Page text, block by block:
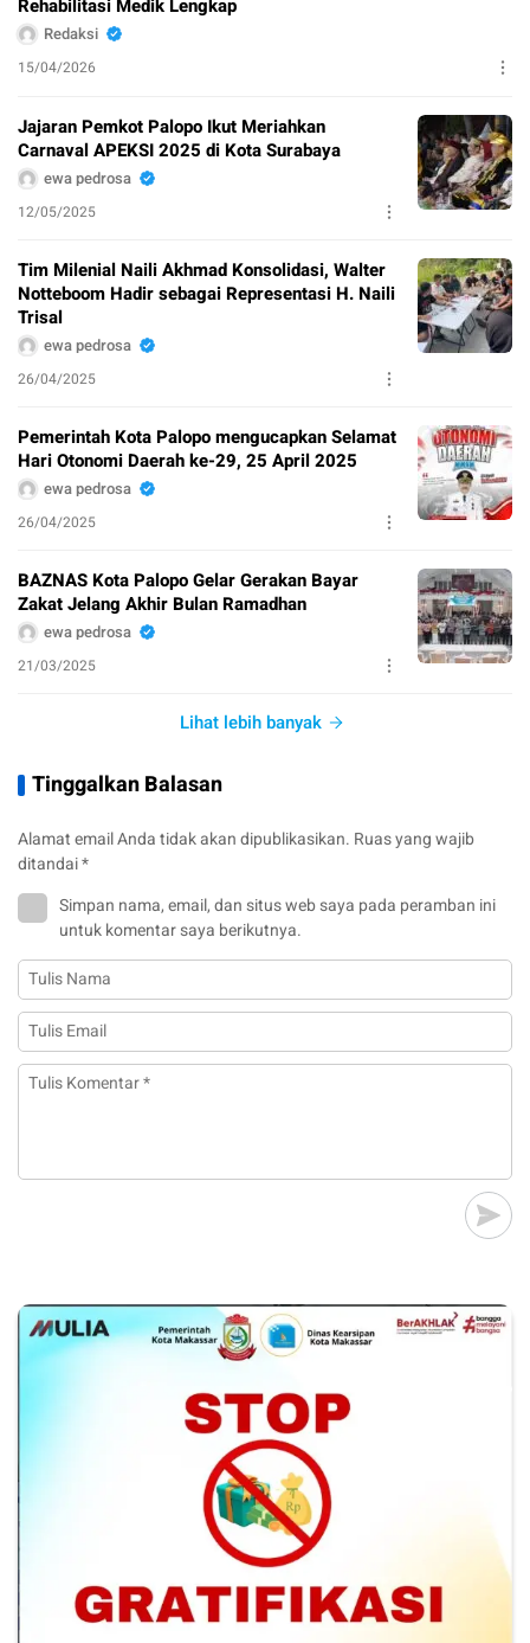
Rehabilitasi Medik Lengkap
Redaksi
15/04/2026
Jajaran Pemkot Palopo Ikut Meriahkan
Carnaval APEKSI 2025 di Kota Surabaya
ewa pedrosa
12/05/2025
Tim Milenial Naili Akhmad Konsolidasi, Walter
Notteboom Hadir sebagai Representasi H. Naili
Trisal
ewa pedrosa
26/04/2025
Pemerintah Kota Palopo mengucapkan Selamat
Hari Otonomi Daerah ke-29, 25 April 2025
ewa pedrosa
26/04/2025
BAZNAS Kota Palopo Gelar Gerakan Bayar
Zakat Jelang Akhir Bulan Ramadhan
ewa pedrosa
21/03/2025
Lihat lebih banyak
Tinggalkan Balasan
Alamat email Anda tidak akan dipublikasikan. Ruas yang wajib
ditandai*
Simpan nama, email, dan situs web saya pada peramban ini
untuk komentar saya berikutnya.